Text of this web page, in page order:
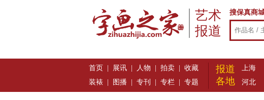
艺术
报道
搜保真商
首页 | 展讯 | 人物 | 拍卖 | 收藏
装裱 | 图播 | 专刊 | 专栏 | 专题
报道
各地
上海
河北